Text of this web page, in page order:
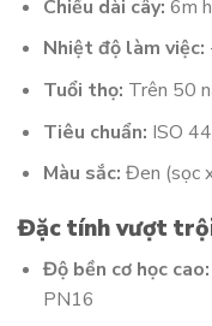
Chiều dài cây: 6m
Nhiệt độ làm việc:
Tuổi thọ: Trên 50
Tiêu chuẩn: ISO
Màu sắc: Đen (sọc
Đặc tính vượt
Độ bền cơ học cao:
PN16